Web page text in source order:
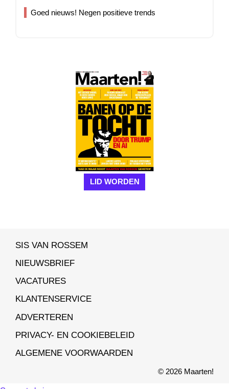
Goed nieuws! Negen positieve trends
LID WORDEN
SIS VAN ROSSEM
NIEUWSBRIEF
VACATURES
KLANTENSERVICE
ADVERTEREN
PRIVACY- EN COOKIEBELEID
ALGEMENE VOORWAARDEN
© 2026 Maarten!